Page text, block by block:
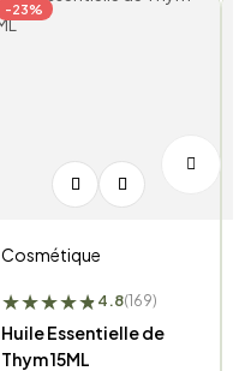
-23%
Cosmétique
★★★★★
★4.8(169)
Huile Essentielle de
Thym 15ML